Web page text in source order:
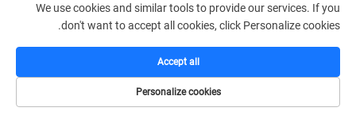
מקצועיות. על ידי שילוב טכנולוגיות מתקדמות מחו"ל ושיטות
ניהול, בנויה מערכת תפעול מודרנית ויעילה ביותר. פילוסופיית
הניהול המרכזית שלנו – "אינטגריטי, איכות ראשונה,
מקצועיות, יעילות והתקדמות" – משורשת בכל היבטי
We use cookies and similar tools to provide our services. If you
don't want to accept all cookies, click Personalize cookies.
Personalize cookies
Accept all